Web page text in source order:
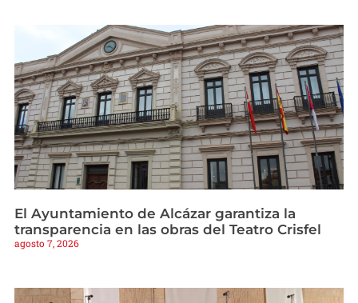
El Ayuntamiento de Alcázar garantiza la
transparencia en las obras del Teatro Crisfel
agosto 7, 2026